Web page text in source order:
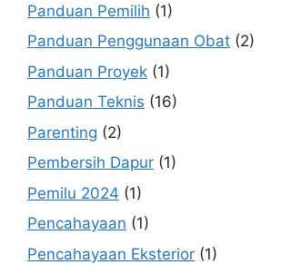
Panduan Pemilih (1)
Panduan Penggunaan Obat (2)
Panduan Proyek (1)
Panduan Teknis (16)
Parenting (2)
Pembersih Dapur (1)
Pemilu 2024 (1)
Pencahayaan (1)
Pencahayaan Eksterior (1)